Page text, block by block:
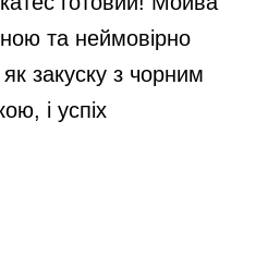
та неймовірно
закуску з чорним
і успіх